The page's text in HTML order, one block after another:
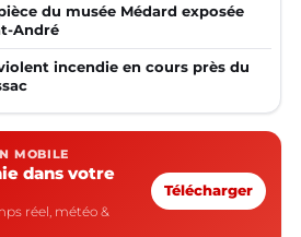
du musée Médard exposée
André
incendie en cours près du
MOBILE
dans votre
réel, météo &
Télécharger